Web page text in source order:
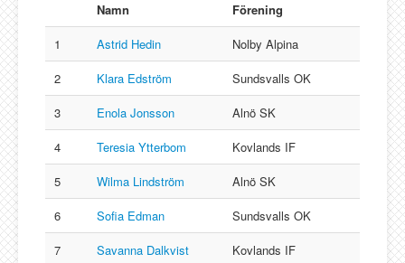
Namn
Förening
1
Astrid Hedin
Nolby Alpina
2
Klara Edström
Sundsvalls OK
3
Enola Jonsson
Alnö SK
4
Teresia Ytterbom
Kovlands IF
5
Wilma Lindström
Alnö SK
6
Sofia Edman
Sundsvalls OK
7
Savanna Dalkvist
Kovlands IF